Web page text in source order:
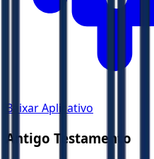
Baixar Aplicativo
Antigo Testamento